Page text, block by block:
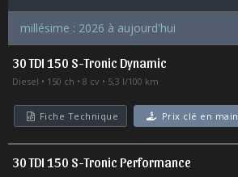
millésime : 2026 à aujourd'hui
30 TDI 150 S-Tronic Dynamic
Diesel 150 ch 8 cv 5,3 l/100 km
Fiche Technique Prix clé en main
30 TDI 150 S-Tronic Performance